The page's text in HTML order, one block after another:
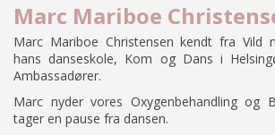
Marc Mariboe
Marc Mariboe Christensen kendt fra Vild
hans danseskole, Kom og Dans i
Ambassadører.
Marc nyder vores Oxygenbehandling og
tager en pause fra dansen.